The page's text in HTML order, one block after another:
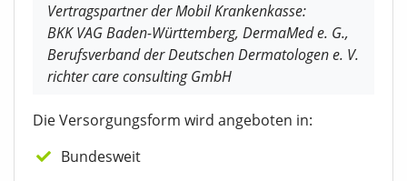
Vertragspartner der Mobil Krankenkasse:
BKK VAG Baden-Württemberg, DermaMed e. G.,
Berufsverband der Deutschen Dermatologen e. V.
richter care consulting GmbH
Die Versorgungsform wird angeboten in:
Bundesweit